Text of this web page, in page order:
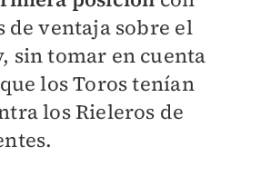
de ventaja sobre el
sin tomar en cuenta
los Toros tenían
los Rieleros de